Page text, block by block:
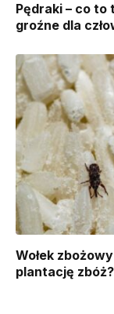
Pędraki – co to
groźne dla
Wołek
plantację